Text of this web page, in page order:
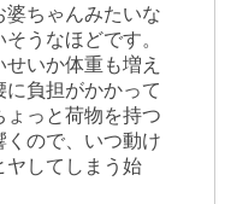
婆ちゃんみたいな
うなほどです。
いか体重も増え
負担がかかって
ょっと荷物を持つ
くので、いつ動け
ヤしてしまう始